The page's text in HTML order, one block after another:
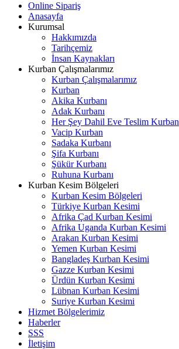
Online Sipariş
Anasayfa
Kurumsal
Hakkımızda
Tarihçemiz
İnsan Kaynakları
Kurban Çalışmalarımız
Kurban Çalışmalarımız
Kurban
Akika Kurbanı
Adak Kurbanı
Her Şey Dahil Eve Teslim Kurban
Vacip Kurban
Sadaka Kurbanı
Şifa Kurbanı
Şükür Kurbanı
Ruhuna Kurbanı
Kurban Kesim Bölgeleri
Kurban Kesim Bölgeleri
Türkiye Kurban Kesimi
Afrika Çad Kurban Kesimi
Afrika Uganda Kurban Kesimi
Arakan Kurban Kesimi
Yemen Kurban Kesimi
Bangladeş Kurban Kesimi
Gazze Kurban Kesimi
Ürdün Kurban Kesimi
Lübnan Kurban Kesimi
Suriye Kurban Kesimi
Hizmet Bölgelerimiz
Haberler
SSS
İletişim